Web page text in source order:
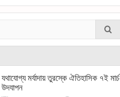
যথাযোগ্য মর্যাদায় তুরস্কে ঐতিহাসিক ৭ই মার্চ
উদযাপন